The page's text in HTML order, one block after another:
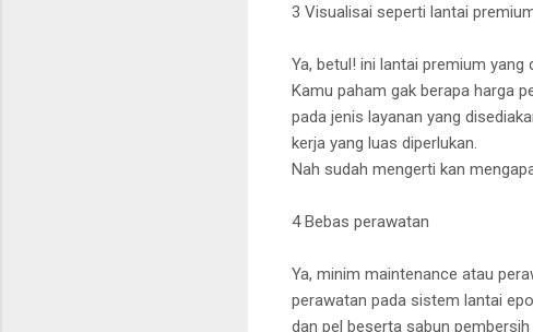
3 Visualisai seperti lantai
Ya, betul! ini lantai premium yang
Kamu paham gak berapa harga
pada jenis layanan yang
kerja yang luas diperlukan.
Nah sudah mengerti kan
4 Bebas perawatan
Ya, minim maintenance atau
perawatan pada sistem lantai
dan pel beserta sabun pembersih